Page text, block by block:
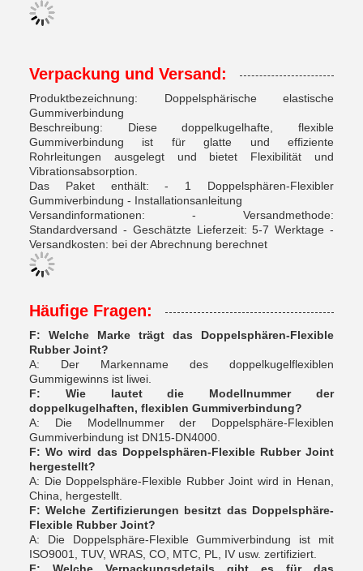
Verpackung und Versand:
Produktbezeichnung: Doppelsphärische elastische
Gummiverbindung
Beschreibung: Diese doppelkugelhafte, flexible
Gummiverbindung ist für glatte und effiziente
Rohrleitungen ausgelegt und bietet Flexibilität und
Vibrationsabsorption.
Das Paket enthält: - 1 Doppelsphären-Flexibler
Gummiverbindung - Installationsanleitung
Versandinformationen: - Versandmethode:
Standardversand - Geschätzte Lieferzeit: 5-7 Werktage -
Versandkosten: bei der Abrechnung berechnet
Häufige Fragen:
F: Welche Marke trägt das Doppelsphären-Flexible
Rubber Joint?
A: Der Markenname des doppelkugelflexiblen
Gummigewinns ist liwei.
F: Wie lautet die Modellnummer der
doppelkugelhaften, flexiblen Gummiverbindung?
A: Die Modellnummer der Doppelsphäre-Flexiblen
Gummiverbindung ist DN15-DN4000.
F: Wo wird das Doppelsphären-Flexible Rubber Joint
hergestellt?
A: Die Doppelsphäre-Flexible Rubber Joint wird in Henan,
China, hergestellt.
F: Welche Zertifizierungen besitzt das Doppelsphäre-
Flexible Rubber Joint?
A: Die Doppelsphäre-Flexible Gummiverbindung ist mit
ISO9001, TUV, WRAS, CO, MTC, PL, IV usw. zertifiziert.